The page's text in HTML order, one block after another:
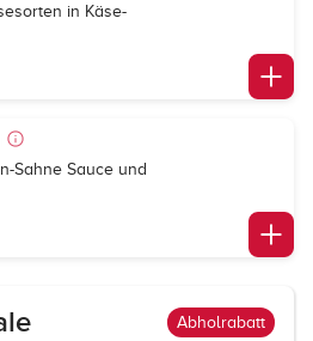
in Käse-
Sahne Sauce und
Abholrabatt